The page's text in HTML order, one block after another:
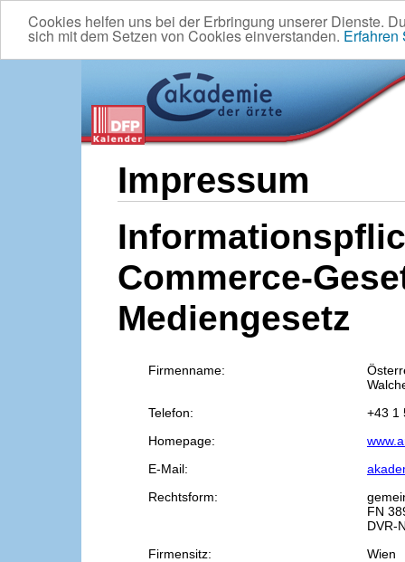
Cookies helfen uns bei der Erbringung unserer Dienste.
sich mit dem Setzen von Cookies einverstanden. Erfahren
Impressum
Commerce-
Mediengesetz
Firmenname:
Telefon:
+43 1
Homepage:
E-Mail:
Rechtsform:
FN
DVR-
Firmensitz:
Wien